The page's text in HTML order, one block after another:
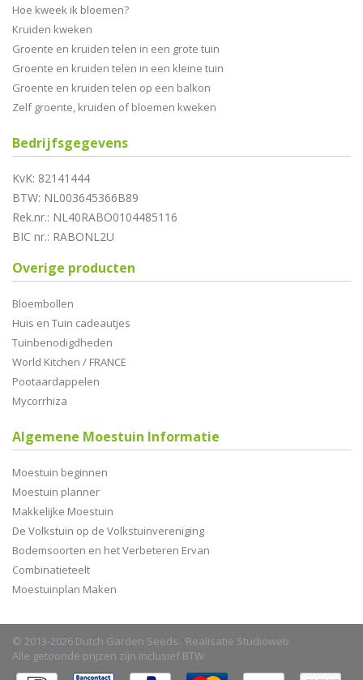
Hoe kweek ik bloemen?
Kruiden kweken
Groente en kruiden telen in een grote tuin
Groente en kruiden telen in een kleine tuin
Groente en kruiden telen op een balkon
Zelf groente, kruiden of bloemen kweken
Bedrijfsgegevens
KvK: 82141444
BTW: NL003645366B89
Rek.nr.: NL40RABO0104485116
BIC nr.: RABONL2U
Overige producten
Bloembollen
Huis en Tuin cadeautjes
Tuinbenodigdheden
World Kitchen / FRANCE
Pootaardappelen
Mycorrhiza
Algemene Moestuin Informatie
Moestuin beginnen
Moestuin planner
Makkelijke Moestuin
De Volkstuin op de Volkstuinvereniging
Bodemsoorten en het Verbeteren Ervan
Combinatieteelt
Moestuinplan Maken
© 2013-2026 Dutch Garden Seeds. Realisatie Studioweb
Alle getoonde prijzen zijn inclusief BTW